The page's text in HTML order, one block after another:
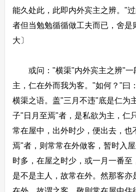
能久处此，此即内外宾主之辨。"
者但当勉勉循循做工夫而已，舍是
大〕
或问："横渠"内外宾主之辨"一
主，仁在外而我为客。"如何？"曰
横渠之语。盖"三月不违"底是仁为
子"日月至焉"者，是私欲为主，仁
常在屋中，出外时少，便出去，也
焉"者，则常常在外做客，暂时入
时多，在屋之时少，或一月一番至
是不是主人，故常在外。然那客亦